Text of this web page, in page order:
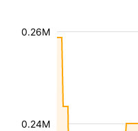
0.24M
0.26M